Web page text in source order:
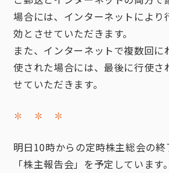
場合には、インターネットにより
効とさせていただきます。
また、インターネットで複数回に
使された場合には、最後に行使さ
せていただきます。
✽ ✽ ✽
明日10時からの定時株主総会の終
「株主報告会」を予定しています。